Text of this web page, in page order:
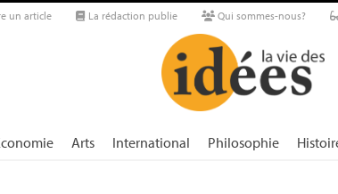
un article La rédaction publie Qui sommes-nous?
Arts International Philosophie